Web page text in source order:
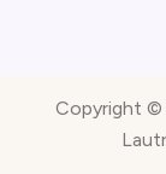
Copyright ©